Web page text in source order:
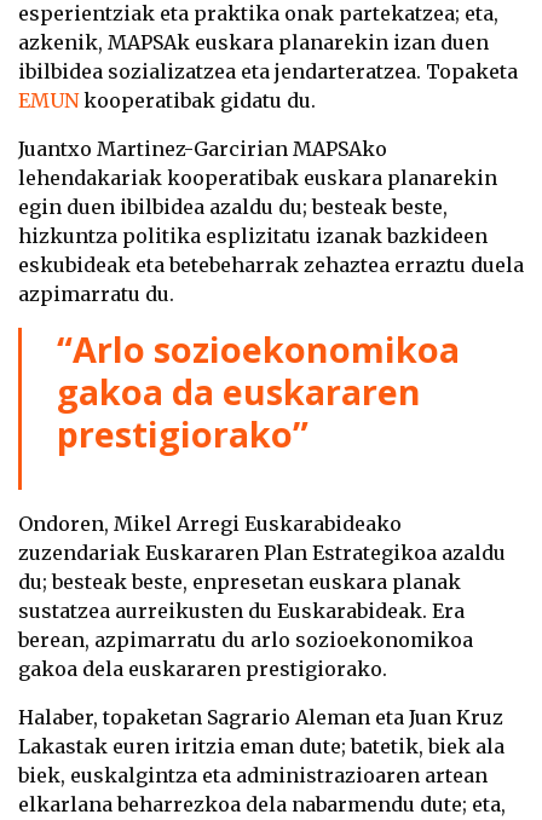
esperientziak eta praktika onak partekatzea; eta,
azkenik, MAPSAk euskara planarekin izan duen
ibilbidea sozializatzea eta jendarteratzea. Topaketa
EMUNkooperatibak gidatu du.
Juantxo Martinez-Garcirian MAPSAko
lehendakariak kooperatibak euskara planarekin
egin duen ibilbidea azaldu du; besteak beste,
hizkuntza politika esplizitatu izanak bazkideen
eskubideak eta betebeharrak zehaztea erraztu duela
azpimarratu du.
“Arlo sozioekonomikoa
gakoa da euskararen
prestigiorako”
Ondoren, Mikel Arregi Euskarabideako
zuzendariak Euskararen Plan Estrategikoa azaldu
du; besteak beste, enpresetan euskara planak
sustatzea aurreikusten du Euskarabideak. Era
berean, azpimarratu du arlo sozioekonomikoa
gakoa dela euskararen prestigiorako.
Halaber, topaketan Sagrario Aleman eta Juan Kruz
Lakastak euren iritzia eman dute; batetik, biek ala
biek, euskalgintza eta administrazioaren artean
elkarlana beharrezkoa dela nabarmendu dute; eta,